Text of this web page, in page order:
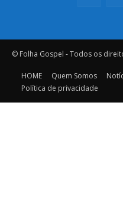
© Folha Gospel - Todos os
HOME Quem Somos
Política de privacidade